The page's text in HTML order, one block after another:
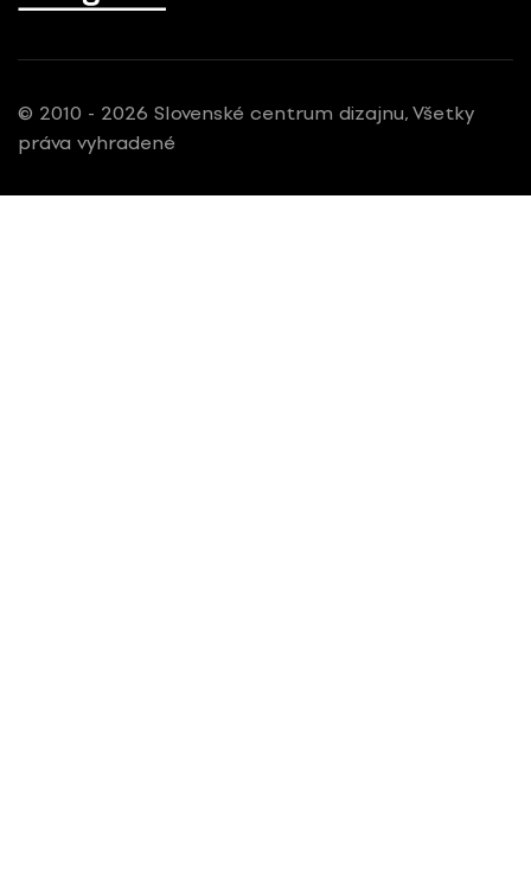
© 2010 - 2026 Slovenské centrum dizajnu, Všetky
práva vyhradené